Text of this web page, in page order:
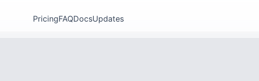
PricingFAQDocsUpdates